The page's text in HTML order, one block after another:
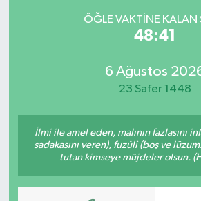
ÖĞLE VAKTINE KALAN
48:41
6 Ağustos
23 Safer 1448
İlmi ile amel eden, malının fazlasını
sadakasını veren), fuzûlî (boş ve
tutan kimseye müjdeler olsun.
Dünya
RESMİ İLANLAR